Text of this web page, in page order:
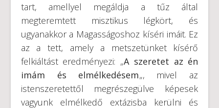
tart, amellyel megáldja a tűz által
megteremtett misztikus légkört, és
ugyanakkor a Magasságoshoz kíséri imáit. Ez
az a tett, amely a metszetünket kísérő
felkiáltást eredményezi: „A szeretet az én
imám és elmélkedésem„, mivel az
istenszeretettől megrészegülve képesek
vagyunk elmélkedő extázisba kerülni és